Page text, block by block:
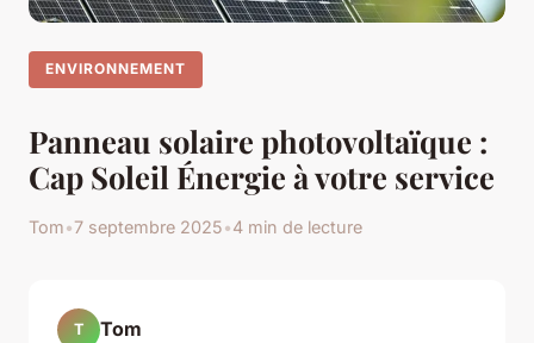
ENVIRONNEMENT
Panneau solaire photovoltaïque :
Cap Soleil Énergie à votre service
Tom•7 septembre 2025•4 min de lecture
T Tom